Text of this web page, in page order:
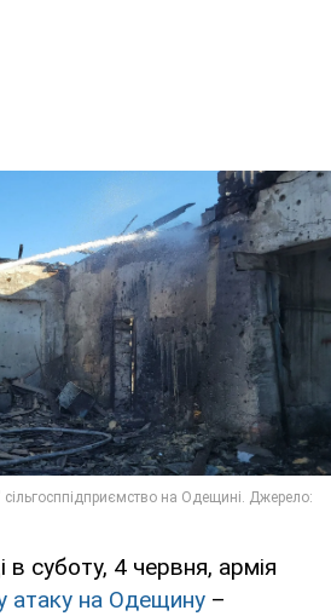
в суботу, 4 червня, армія
атаку на Одещину –